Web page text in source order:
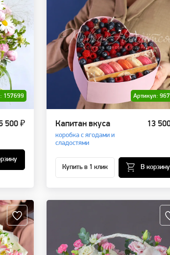
157699
500 ₽
Артикул:
Капитан вкуса
коробка с ягодами и
сладостями
13
Купить в 1 клик В корзину